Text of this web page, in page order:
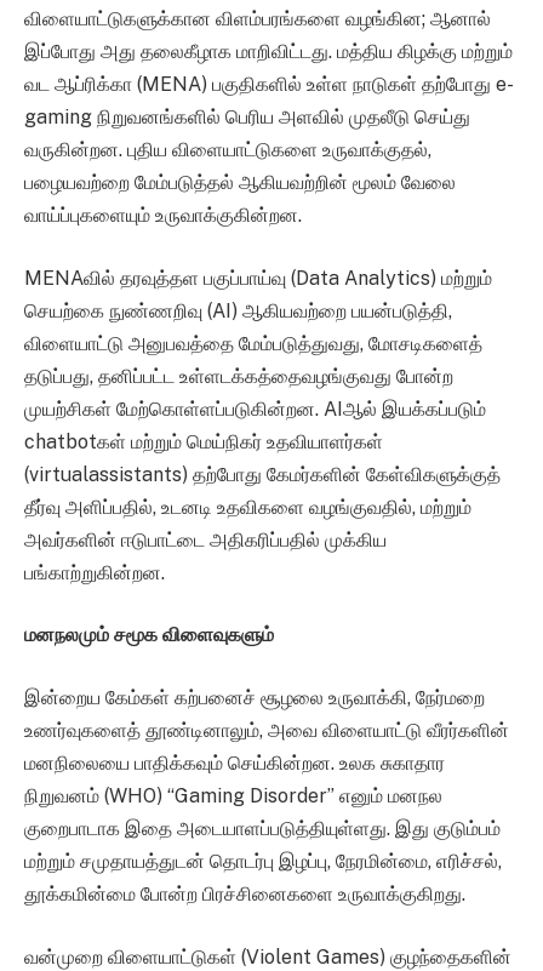
விளையாட்டுகளுக்கான விளம்பரங்களை வழங்கின; ஆனால்
இப்போது அது தலைகீழாக மாறிவிட்டது. மத்திய கிழக்கு மற்றும்
வட ஆப்ரிக்கா (MENA) பகுதிகளில் உள்ள நாடுகள் தற்போது e-
gaming நிறுவனங்களில் பெரிய அளவில் முதலீடு செய்து
வருகின்றன. புதிய விளையாட்டுகளை உருவாக்குதல்,
பழையவற்றை மேம்படுத்தல் ஆகியவற்றின் மூலம் வேலை
வாய்ப்புகளையும் உருவாக்குகின்றன.
MENAவில் தரவுத்தள பகுப்பாய்வு (Data Analytics) மற்றும்
செயற்கை நுண்ணறிவு (AI) ஆகியவற்றை பயன்படுத்தி,
விளையாட்டு அனுபவத்தை மேம்படுத்துவது, மோசடிகளைத்
தடுப்பது, தனிப்பட்ட உள்ளடக்கத்தைவழங்குவது போன்ற
முயற்சிகள் மேற்கொள்ளப்படுகின்றன. AIஆல் இயக்கப்படும்
chatbotகள் மற்றும் மெய்நிகர் உதவியாளர்கள்
(virtualassistants) தற்போது கேமர்களின் கேள்விகளுக்குத்
தீர்வு அளிப்பதில், உடனடி உதவிகளை வழங்குவதில், மற்றும்
அவர்களின் ஈடுபாட்டை அதிகரிப்பதில் முக்கிய
பங்காற்றுகின்றன.
மனநலமும் சமூக விளைவுகளும்
இன்றைய கேம்கள் கற்பனைச் சூழலை உருவாக்கி, நேர்மறை
உணர்வுகளைத் தூண்டினாலும், அவை விளையாட்டு வீரர்களின்
மனநிலையை பாதிக்கவும் செய்கின்றன. உலக சுகாதார
நிறுவனம் (WHO) “Gaming Disorder” எனும் மனநல
குறைபாடாக இதை அடையாளப்படுத்தியுள்ளது. இது குடும்பம்
மற்றும் சமுதாயத்துடன் தொடர்பு இழப்பு, நேரமின்மை, எரிச்சல்,
தூக்கமின்மை போன்ற பிரச்சினைகளை உருவாக்குகிறது.
வன்முறை விளையாட்டுகள் (Violent Games) குழந்தைகளின்